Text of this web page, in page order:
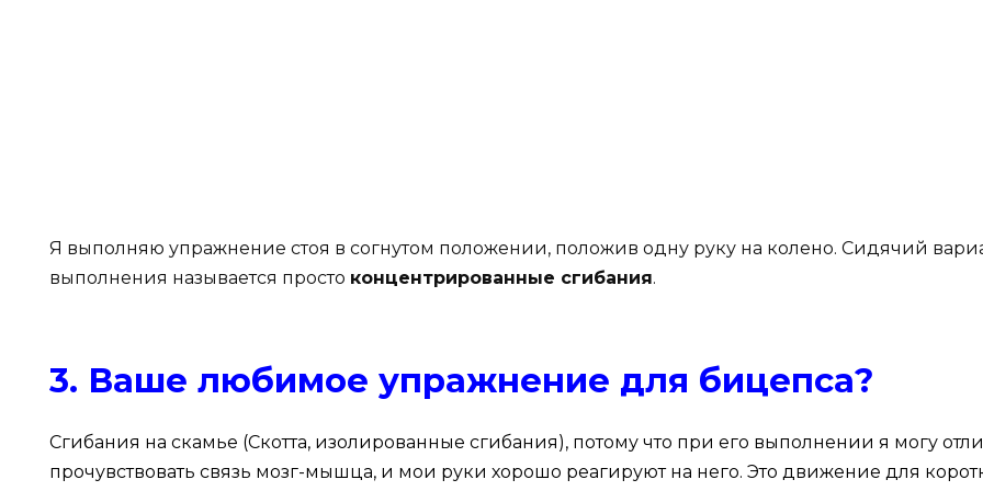
Я выполняю упражнение стоя в согнутом положении, положив одну руку на колено. Сидячий
выполнения называется просто концентрированные сгибания.
3. Ваше любимое упражнение для бицепса?
Сгибания на скамье (Скотта, изолированные сгибания), потому что при его выполнении я могу
прочувствовать связь мозг-мышца, и мои руки хорошо реагируют на него. Это движение для